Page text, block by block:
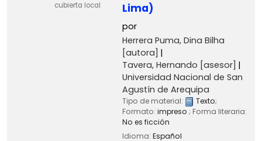
cubierta local
Lima)
por
Herrera Puma, Dina Bilha
[autora]
Tavera, Hernando [asesor]
Universidad Nacional de San
Agustín de Arequipa
Tipo de material: Texto;
Formato: impreso ; Forma literaria:
No es ficción
Idioma: Español